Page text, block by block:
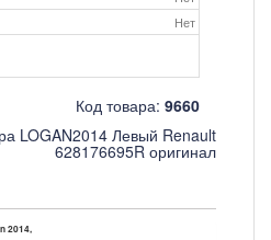
Нет
Код товара: 9660
LOGAN2014 Левый Renault
628176695R оригинал
2014,